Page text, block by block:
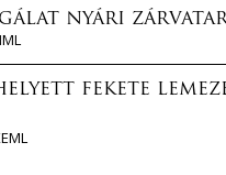
nyári
fekete